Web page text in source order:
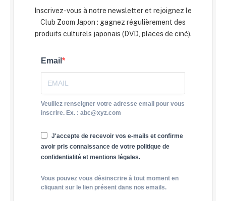
Inscrivez-vous à notre newsletter et rejoignez le
Club Zoom Japon : gagnez régulièrement des
produits culturels japonais (DVD, places de ciné).
Email
Veuillez renseigner votre adresse email pour vous
inscrire. Ex. : abc@xyz.com
J'accepte de recevoir vos e-mails et confirme
avoir pris connaissance de votre politique de
confidentialité et mentions légales.
Vous pouvez vous désinscrire à tout moment en
cliquant sur le lien présent dans nos emails.